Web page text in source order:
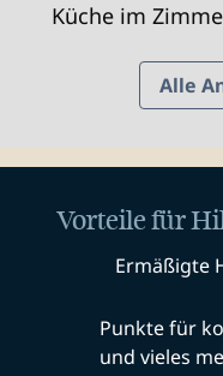
Küche im
Alle
Vorteile für
Ermäßigte
Punkte für
und vieles